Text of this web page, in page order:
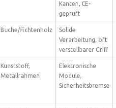
Kanten, CE-
geprüft
Buche/Fichtenholz
Solide
Verarbeitung, oft
verstellbarer Griff
Kunststoff,
Metallrahmen
Elektronische
Module,
Sicherheitsbremse